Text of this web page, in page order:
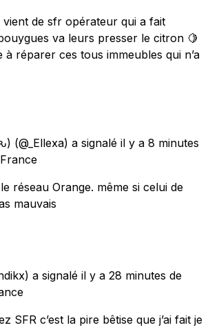
de sfr opérateur qui a fait
va leurs presser le citron 🍋
réparer ces tous immeubles qui n’a
(@_Ellexa) a signalé il y a 8 minutes
réseau Orange. même si celui de
mauvais
a signalé il y a 28 minutes de
SFR c’est la pire bêtise que j’ai fait je